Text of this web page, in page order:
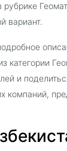
вариант.
категории
и
компаний,